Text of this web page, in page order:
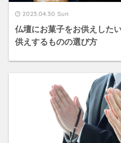
2023.04.30 Sun
仏壇にお菓子をお供えした
供えするものの選び方